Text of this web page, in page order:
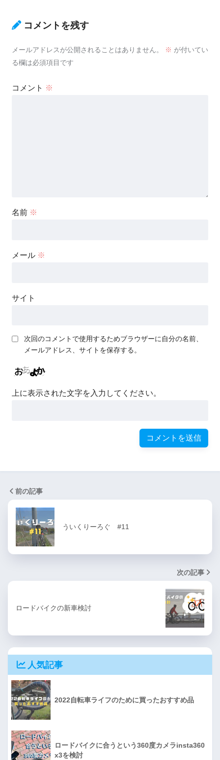
コメントを残す
メールアドレスが公開されることはありません。 ※ が付いてい
る欄は必須項目です
コメント ※
名前 ※
メール ※
サイト
次回のコメントで使用するためブラウザーに自分の名前、
メールアドレス、サイトを保存する。
上に表示された文字を入力してください。
前の記事
ういくりーろぐ #11
次の記事
ロードバイクの新車検討
人気記事
2022自転車ライフのために買ったおすすめ品
ロードバイクに合うという360度カメラinsta360
x3を検討